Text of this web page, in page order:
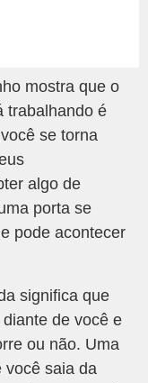
mostra que o
trabalhando é
se torna
algo de
porta se
pode acontecer
significa que
de você e
ou não. Uma
você saia da